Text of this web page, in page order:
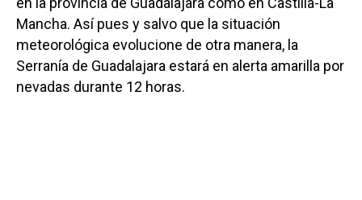
Mancha. Así pues y salvo que la situación
meteorológica evolucione de otra manera, la
Serranía de Guadalajara estará en alerta amarilla por
nevadas durante 12 horas.